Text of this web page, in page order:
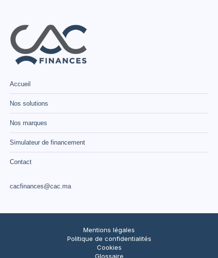
Accueil
Nos solutions
Nos marques
Simulateur de financement
Contact
cacfinances@cac.ma
Mentions légales
Politique de confidentialités
Cookies
Glossaire